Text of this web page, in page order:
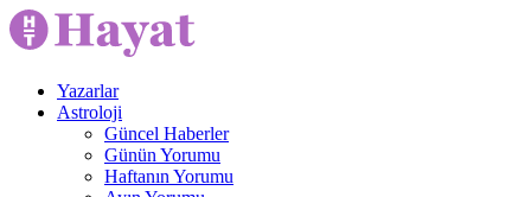
Yazarlar
Astroloji
Güncel Haberler
Günün Yorumu
Haftanın Yorumu